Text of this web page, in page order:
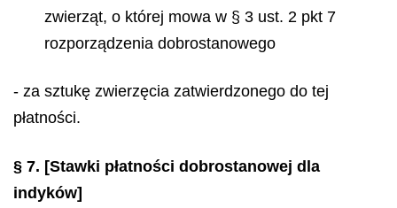
zwierząt, o której mowa w § 3 ust. 2 pkt 7
rozporządzenia dobrostanowego
- za sztukę zwierzęcia zatwierdzonego do tej
płatności.
§ 7. [Stawki płatności dobrostanowej dla
indyków]